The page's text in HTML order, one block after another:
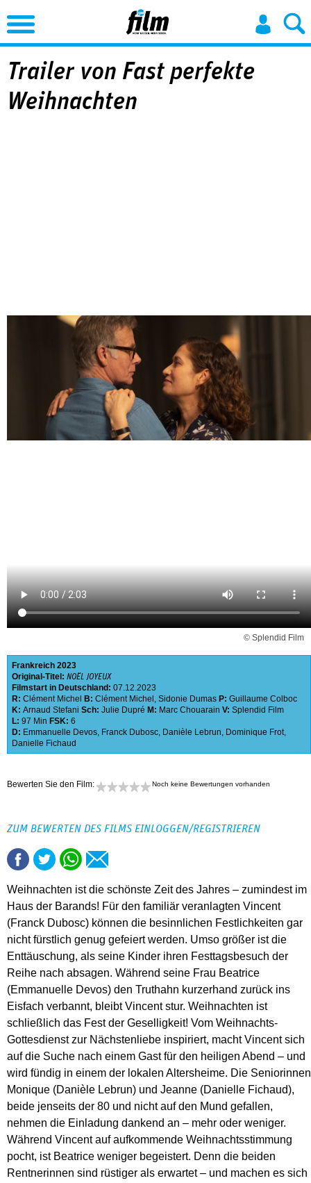
Jump to Navigation
Trailer von Fast perfekte
Weihnachten
© Splendid Film
Frankreich 2023
Original-Titel: NOËL JOYEUX
Filmstart in Deutschland: 07.12.2023
R: Clément Michel B: Clément Michel , Sidonie Dumas P: Guillaume Colboc
K: Arnaud Stefani Sch: Julie Dupré M: Marc Chouarain V: Splendid Film
L: 97 Min FSK: 6
D: Emmanuelle Devos, Franck Dubosc, Danièle Lebrun, Dominique Frot,
Danielle Fichaud
Bewerten Sie den Film: Noch keine Bewertungen vorhanden
ZUM BEWERTEN DES FILMS EINLOGGEN/REGISTRIEREN
Weihnachten ist die schönste Zeit des Jahres – zumindest im
Haus der Barands! Für den familiär veranlagten Vincent
(Franck Dubosc) können die besinnlichen Festlichkeiten gar
nicht fürstlich genug gefeiert werden. Umso größer ist die
Enttäuschung, als seine Kinder ihren Festtagsbesuch der
Reihe nach absagen. Während seine Frau Beatrice
(Emmanuelle Devos) den Truthahn kurzerhand zurück ins
Eisfach verbannt, bleibt Vincent stur. Weihnachten ist
schließlich das Fest der Geselligkeit! Vom Weihnachts-
Gottesdienst zur Nächstenliebe inspiriert, macht Vincent sich
auf die Suche nach einem Gast für den heiligen Abend – und
wird fündig in einem der lokalen Altersheime. Die Seniorinnen
Monique (Danièle Lebrun) und Jeanne (Danielle Fichaud),
beide jenseits der 80 und nicht auf den Mund gefallen,
nehmen die Einladung dankend an – mehr oder weniger.
Während Vincent auf aufkommende Weihnachtsstimmung
pocht, ist Beatrice weniger begeistert. Denn die beiden
Rentnerinnen sind rüstiger als erwartet – und machen es sich